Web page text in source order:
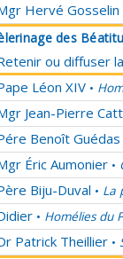
Hervé Gosselin
des
ou diffuser
Léon XIV •
Jean-Pierre
Benoît Guédas
Éric Aumonier •
Biju-Duval • La
• Homélies du
Patrick Theillier •